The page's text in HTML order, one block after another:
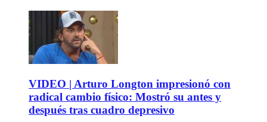
VIDEO | Arturo Longton impresionó con
radical cambio físico: Mostró su antes y
después tras cuadro depresivo